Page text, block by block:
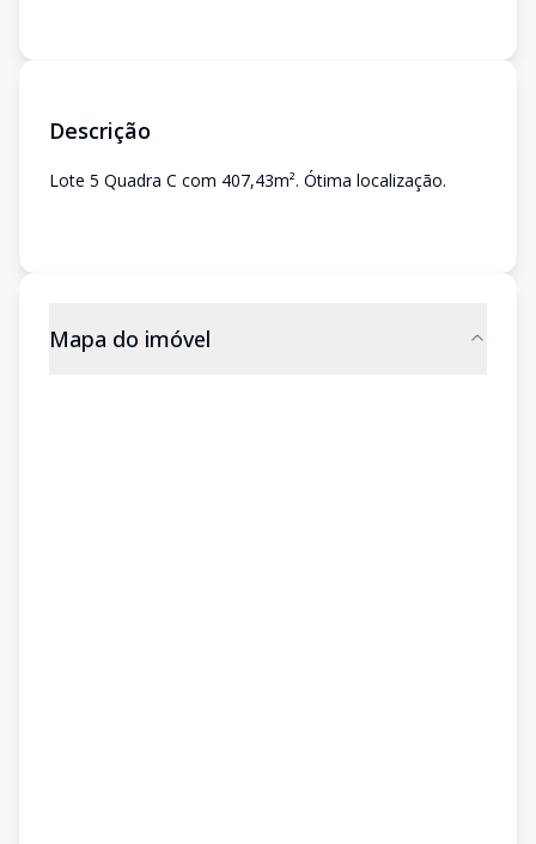
Descrição
Lote 5 Quadra C com 407,43m². Ótima localização.
Mapa do imóvel